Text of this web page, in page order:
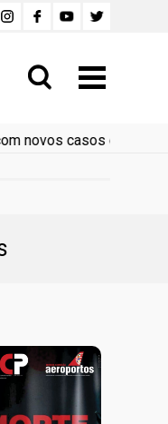
casos em SP•